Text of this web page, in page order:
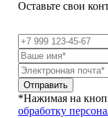
Оставьте свои
Отправить
*Нажимая на
обработку